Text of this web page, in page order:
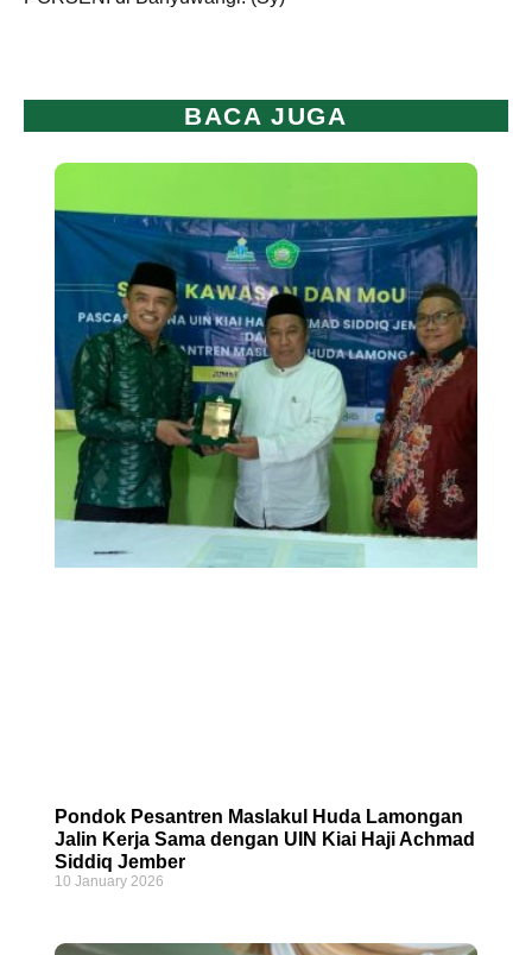
BACA JUGA
Pondok Pesantren Maslakul Huda Lamongan
Jalin Kerja Sama dengan UIN Kiai Haji Achmad
Siddiq Jember
10 January 2026